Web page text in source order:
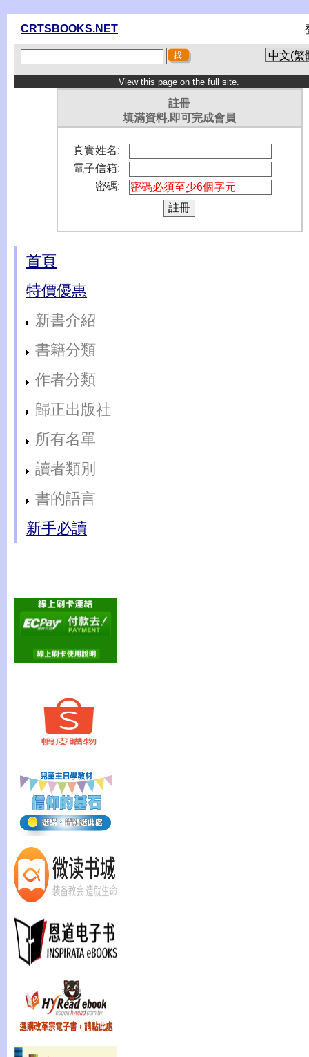
CRTSBOOKS.NET
View this page on the full site.
註冊
填滿資料,即可完成會員
真實姓名:
電子信箱:
密碼:
首頁
特價優惠
新書介紹
書籍分類
作者分類
歸正出版社
所有名單
讀者類別
書的語言
新手必讀